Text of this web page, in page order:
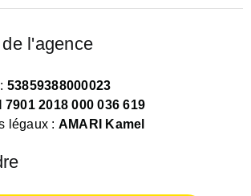
l'agence
53859388000023
7901 2018 000 036 619
légaux : AMARI Kamel